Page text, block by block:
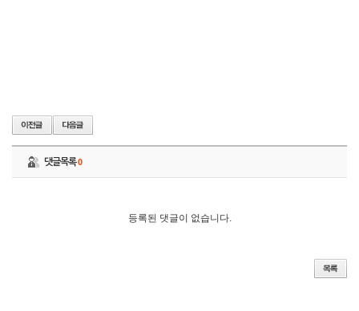
댓글목록0
등록된 댓글이 없습니다.